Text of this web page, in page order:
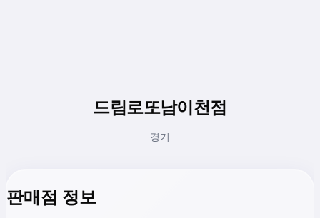
드림로또남이천점
경기
판매점 정보